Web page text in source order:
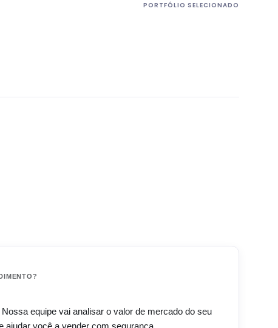
PORTFÓLIO SELECIONADO
equipe vai analisar o valor de mercado do seu